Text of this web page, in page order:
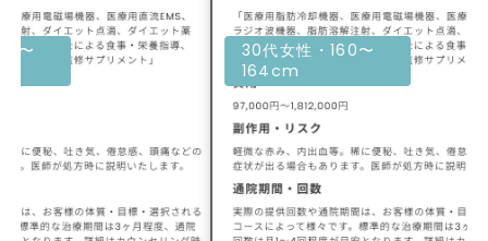
30代女性・160〜
164cm
30代女性・
164cm